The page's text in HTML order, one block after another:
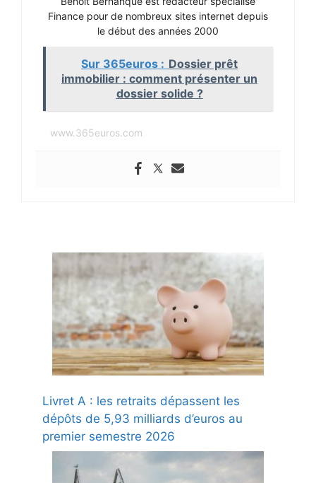
Finance pour de nombreux sites internet depuis
le début des années 2000
Sur 365euros : Dossier prêt
immobilier : comment présenter un
dossier solide ?
www.365euros.com
Livret A : les retraits dépassent les
dépôts de 5,93 milliards d’euros au
premier semestre 2026